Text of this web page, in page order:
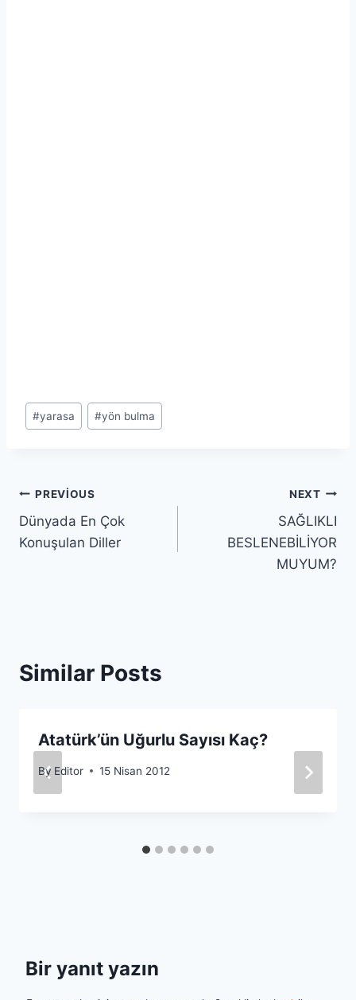
Post
Tags:
#yarasa #yön bulma
Yazı
gezinmesi
PREVIOUS
Dünyada En Çok
Konuşulan Diller
NEXT
SAĞLIKLI
BESLENEBİLİYOR
MUYUM?
Similar Posts
Atatürk’ün Uğurlu Sayısı Kaç?
By Editor 15 Nisan 2012
Bir yanıt yazın